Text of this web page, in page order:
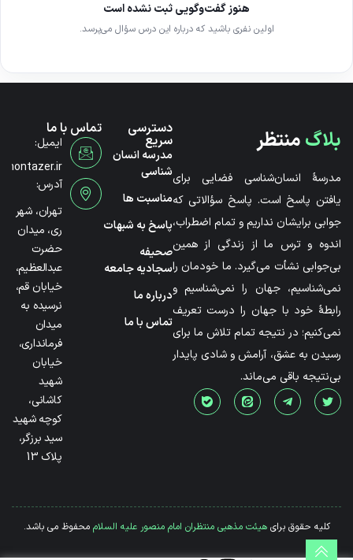
هنوز گفت‌وگویی ثبت نشده است
اولین نفری باشید که درباره این درس سؤال می‌پرسد.
بلاگمنتظر
مدرسۀ انسان‌شناسی فضایی برای
یافتن پاسخ است. پاسخ سؤالاتی که
جوابی برایشان نداریم و تمام اضطراب،
اندوه و ترس ما از زندگی از همین
بی‌جوابی نشأت می‌گیرد. ما خودمان را
نمی‌شناسیم، جهان را نمی‌شناسیم و
رابطۀ خود با جهان را درست تعریف
نمی‌کنیم؛ در نتیجه تمام تلاش ما برای
رسیدن به عشق، آرامش و شادی پایدار
بی‌نتیجه باقی می‌ماند.
دسترسی
سریع
مدرسه انسان
شناسی
مناسبت ها
پاسخ به شبهات
صحیفه
سجادیه جامعه
درباره ما
تماس با ما
تماس با ما
ایمیل:
آدرس:
تهران، شهر
ری، میدان
حضرت
عبدالعظیم،
خیابان قم،
نرسیده به
میدان
فرمانداری،
خیابان
شهید
کاشانی،
کوچه شهید
سید برزگر،
پلاک 13
کلیه حقوق برایهیئت مذهبی منتظران امام منصور علیه السلاممحفوظ می باشد.